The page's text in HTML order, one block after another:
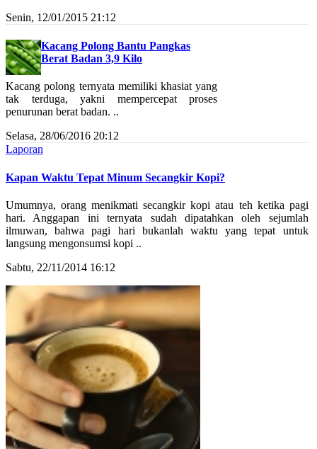
Senin, 12/01/2015 21:12
Kacang Polong Bantu Pangkas
Berat Badan 3,9 Kilo
Kacang polong ternyata memiliki khasiat yang
tak terduga, yakni mempercepat proses
penurunan berat badan. ..
Selasa, 28/06/2016 20:12
Laporan
Kapan Waktu Tepat Minum Secangkir Kopi?
Umumnya, orang menikmati secangkir kopi atau teh ketika pagi
hari. Anggapan ini ternyata sudah dipatahkan oleh sejumlah
ilmuwan, bahwa pagi hari bukanlah waktu yang tepat untuk
langsung mengonsumsi kopi ..
Sabtu, 22/11/2014 16:12